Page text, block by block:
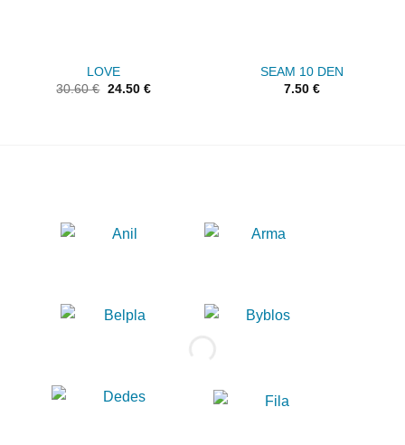
LOVE
30.60€ 24.50 €
SEAM 10 DEN
7.50 €